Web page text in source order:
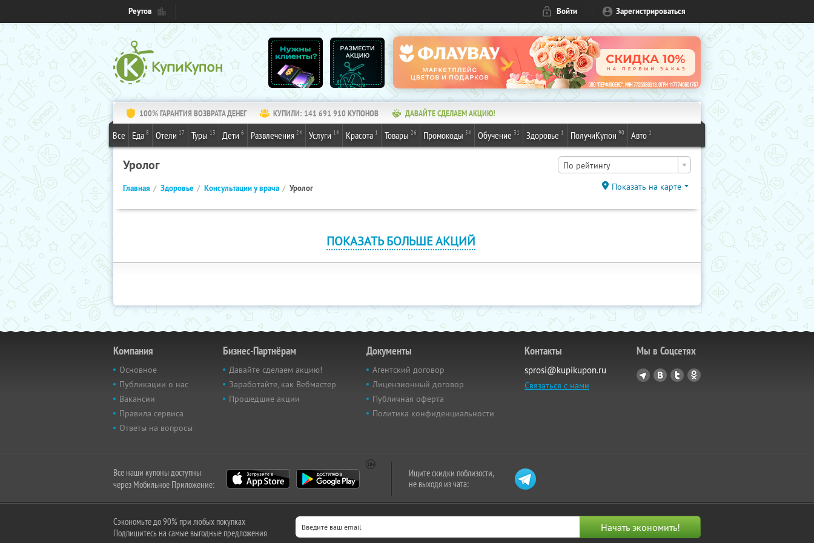
Реутов Войти Зарегистрироваться
100% ГАРАНТИЯ ВОЗВРАТА ДЕНЕГ КУПИЛИ: 141 691 910КУПОНОВ ДАВАЙТЕ СДЕЛАЕМ АКЦИЮ!
Все Еда 8 Отели 17 Туры 13 Дети 6 Развлечения 24 Услуги 14 Красота 1 Товары 26 Промокоды 54 Обучение 31 Здоровье 1 ПолучиКупон 90 Авто 1
Уролог По рейтингу
Главная Здоровье Консультации у врача Уролог Показать на карте
ПОКАЗАТЬ БОЛЬШЕ АКЦИЙ
Компания
Основное
Публикации о нас
Вакансии
Правила сервиса
Ответы на вопросы
Бизнес-Партнёрам
Давайте сделаем акцию!
Заработайте, как Вебмастер
Прошедшие акции
Документы
Агентский договор
Лицензионный договор
Публичная оферта
Политика конфиденциальности
Контакты
sprosi@kupikupon.ru
Связаться с нами
Мы в Соцсетях
Все наши купоны доступны
через Мобильное Приложение:
Ищите скидки поблизости,
не выходя из чата:
Сэкономьте до 90% при любых покупках
Подпишитесь на самые выгодные предложения